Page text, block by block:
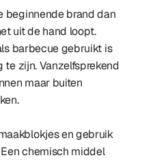
beginnende brand dan
uit de hand loopt.
barbecue gebruikt is
zijn. Vanzelfsprekend
maar buiten
en gebruik
chemisch middel